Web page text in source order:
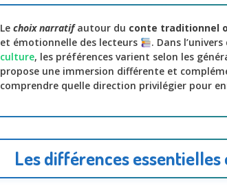
Le choix narratifautour du conte traditionnel
et émotionnelle des lecteurs
. Dans l’univers
culture, les préférences varient selon les
propose une immersion différente et
comprendre quelle direction privilégier pour
Les différences